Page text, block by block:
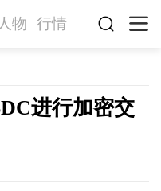
人物 行情
进行加密交